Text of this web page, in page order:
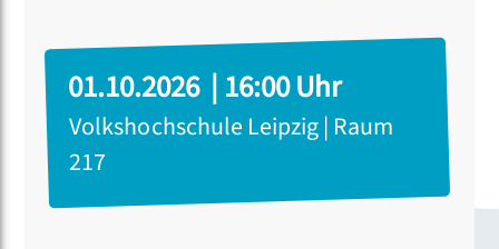
01.10.2026 | 16:00 Uhr
Volkshochschule Leipzig | Raum
217